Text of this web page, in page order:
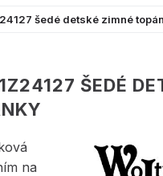
šedé detské zimné
ŠEDÉ
na